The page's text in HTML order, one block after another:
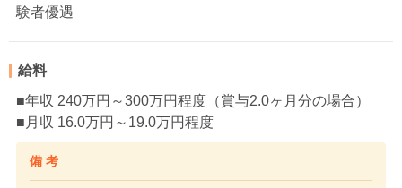
験者優遇
給料
■年収 240万円～300万円程度（賞与2.0ヶ月分の場合）
■月収 16.0万円～19.0万円程度
備 考